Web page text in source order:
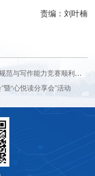
责编：刘叶楠
上一篇：电子信息工程学院研究生学术规范与写作能力竞赛顺利举办
“心悦读分享会”活动